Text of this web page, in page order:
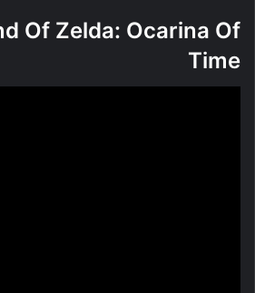
Of Zelda: Ocarina Of
Time